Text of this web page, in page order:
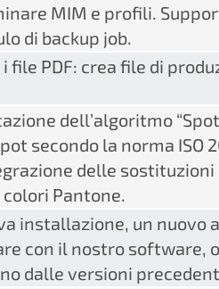
MIM e profili.
di backup job.
PDF: crea file di
dell’algoritmo
secondo la norma ISO
delle
Pantone.
installazione, un
con il nostro software,
dalle versioni